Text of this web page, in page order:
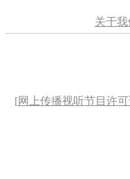
关于我
[网上传播视听节目许可